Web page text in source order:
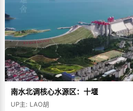
南水北调核心水源区：十堰
UP主: LAO胡